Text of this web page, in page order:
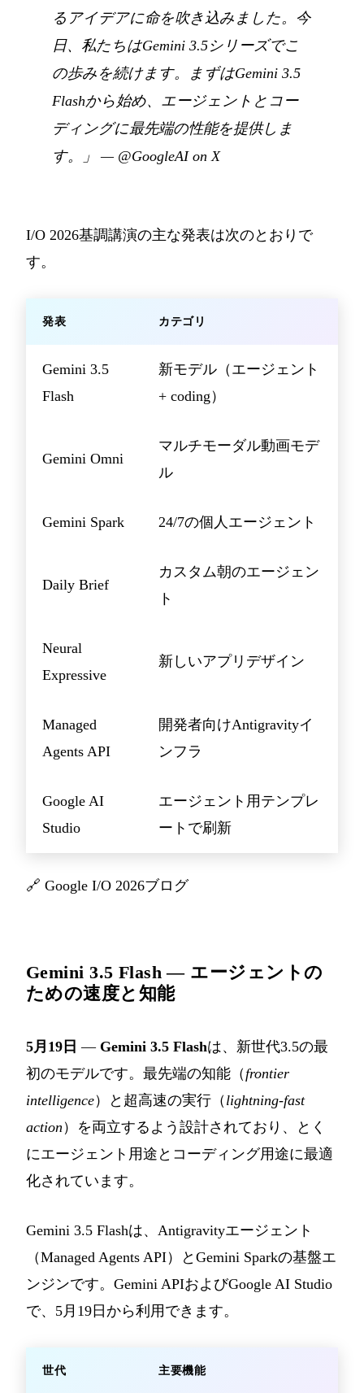
るアイデアに命を吹き込みました。今
日、私たちはGemini 3.5シリーズでこ
の歩みを続けます。まずはGemini 3.5
Flashから始め、エージェントとコー
ディングに最先端の性能を提供しま
す。」 — @GoogleAI on X
I/O 2026基調講演の主な発表は次のとおりで
す。
発表 カテゴリ
Gemini 3.5
Flash
新モデル（エージェント
+ coding）
Gemini Omni
マルチモーダル動画モデ
ル
Gemini Spark 24/7の個人エージェント
Daily Brief
カスタム朝のエージェン
ト
Neural
Expressive
新しいアプリデザイン
Managed
Agents API
開発者向けAntigravityイ
ンフラ
Google AI
Studio
エージェント用テンプレ
ートで刷新
🔗 Google I/O 2026ブログ
Gemini 3.5 Flash — エージェントの
ための速度と知能
5月19日 — Gemini 3.5 Flashは、新世代3.5の最
初のモデルです。最先端の知能（ frontier
intelligence）と超高速の実行（ lightning-fast
action ）を両立するよう設計されており、とく
にエージェント用途とコーディング用途に最適
化されています。
Gemini 3.5 Flashは、Antigravityエージェント
（Managed Agents API）とGemini Sparkの基盤エ
ンジンです。Gemini APIおよびGoogle AI Studio
で、5月19日から利用できます。
世代 主要機能